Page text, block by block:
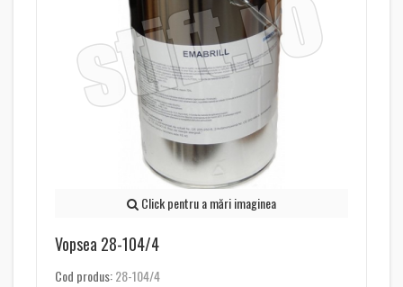
Click pentru a mări imaginea
Vopsea 28-104/4
Cod produs:28-104/4